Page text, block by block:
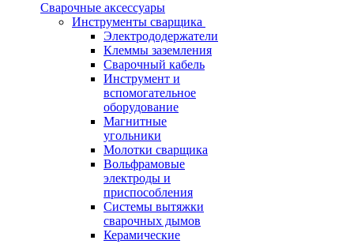
Сварочные аксессуары
Инструменты сварщика
Электрододержатели
Клеммы заземления
Сварочный кабель
Инструмент и
вспомогательное
оборудование
Магнитные
угольники
Молотки сварщика
Вольфрамовые
электроды и
приспособления
Системы вытяжки
сварочных дымов
Керамические